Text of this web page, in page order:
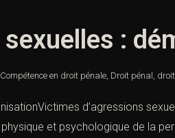
:
Compétence en droit pénale, Droit pénal ,
d’agressions
et psychologique de la